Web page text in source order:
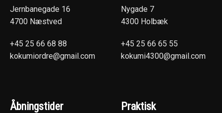
Jernbanegade 16
4700 Næstved
+45 25 66 68 88
kokumiordre@gmail.com
Nygade 7
4300 Holbæk
+45 25 66 65 55
kokumi4300@gmail.com
Åbningstider Praktisk